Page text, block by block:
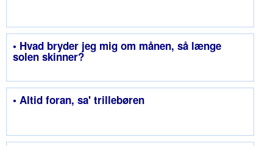
• Hvad bryder jeg mig om månen, så længe
solen skinner?
• Altid foran, sa' trillebøren